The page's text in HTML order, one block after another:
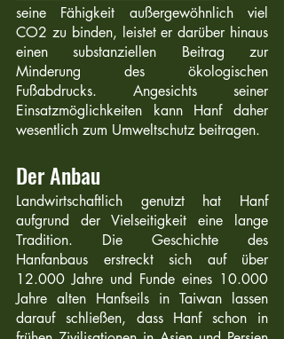
seine Fähigkeit außergewöhnlich viel
CO2 zu binden, leistet er darüber hinaus
einen substanziellen Beitrag zur
Minderung des ökologischen
Fußabdrucks. Angesichts seiner
Einsatzmöglichkeiten kann Hanf daher
wesentlich zum Umweltschutz beitragen.
Der Anbau
Landwirtschaftlich genutzt hat Hanf
aufgrund der Vielseitigkeit eine lange
Tradition. Die Geschichte des
Hanfanbaus erstreckt sich auf über
12.000 Jahre und Funde eines 10.000
Jahre alten Hanfseils in Taiwan lassen
darauf schließen, dass Hanf schon in